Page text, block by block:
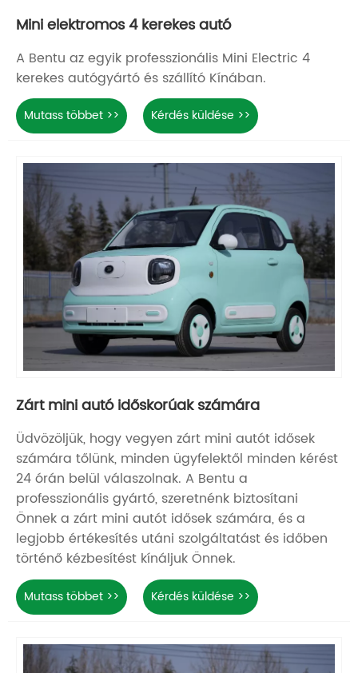
Mini elektromos 4 kerekes autó
A Bentu az egyik professzionális Mini Electric 4
kerekes autógyártó és szállító Kínában.
Mutass többet >> Kérdés küldése >>
Zárt mini autó időskorúak számára
Üdvözöljük, hogy vegyen zárt mini autót idősek
számára tőlünk, minden ügyfelektől minden kérést
24 órán belül válaszolnak. A Bentu a
professzionális gyártó, szeretnénk biztosítani
Önnek a zárt mini autót idősek számára, és a
legjobb értékesítés utáni szolgáltatást és időben
történő kézbesítést kínáljuk Önnek.
Mutass többet >> Kérdés küldése >>